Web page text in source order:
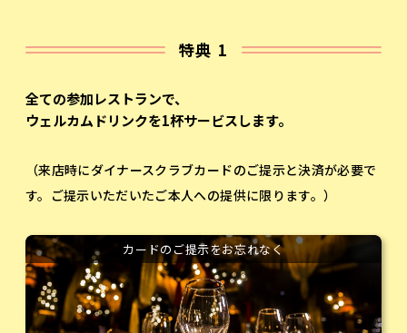
特典 1
全ての参加レストランで、
ウェルカムドリンクを1杯サービスします。
（来店時にダイナースクラブカードのご提示と決済が必要で
す。 ご提示いただいたご本人への提供に限ります。）
カードのご提示をお忘れなく